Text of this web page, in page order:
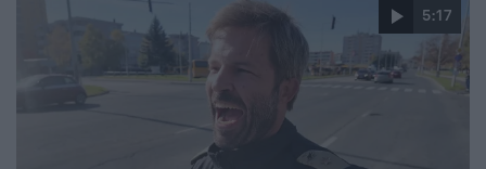
5:17